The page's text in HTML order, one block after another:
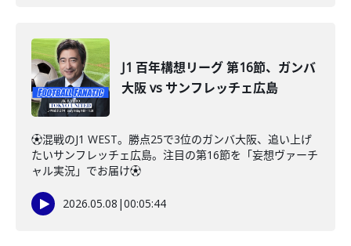
J1 百年構想リーグ 第16節、ガンバ
大阪 vs サンフレッチェ広島
⚽️混戦のJ1 WEST。勝点25で3位のガンバ大阪、追い上げ
たいサンフレッチェ広島。注目の第16節を「妄想ヴァーチ
ャル実況」でお届け⚽️
2026.05.08 |00:05:44